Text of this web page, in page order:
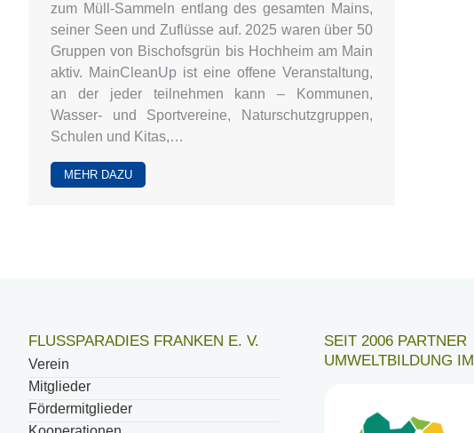
zum Müll-Sammeln entlang des gesamten Mains,
seiner Seen und Zuflüsse auf. 2025 waren über 50
Gruppen von Bischofsgrün bis Hochheim am Main
aktiv. MainCleanUp ist eine offene Veranstaltung,
an der jeder teilnehmen kann – Kommunen,
Wasser- und Sportvereine, Naturschutzgruppen,
Schulen und Kitas,…
MEHR DAZU
FLUSSPARADIES FRANKEN E. V.
Verein
Mitglieder
Fördermitglieder
SEIT 2006 PARTNER
UMWELTBILDUNG IM